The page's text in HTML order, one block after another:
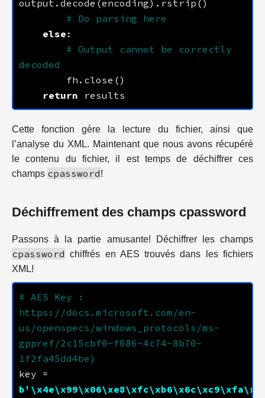
# Do parsing here
else
# Output cannot be correctly
decoded
return
Cette fonction gère la lecture du fichier, ainsi que
l’analyse du XML. Maintenant que nous avons récupéré
le contenu du fichier, il est temps de déchiffrer ces
champs cpassword!
Déchiffrement des champs cpassword
Passons à la partie amusante! Déchiffrer les champs
cpassword chiffrés en AES trouvés dans les fichiers
XML!
# AES Key :
https://docs.microsoft.com/en-
us/openspecs/windows_protocols/ms-
gppref/2c15cbf0-f086-4c74-8b70-
1f2fa45dd4be)
b '